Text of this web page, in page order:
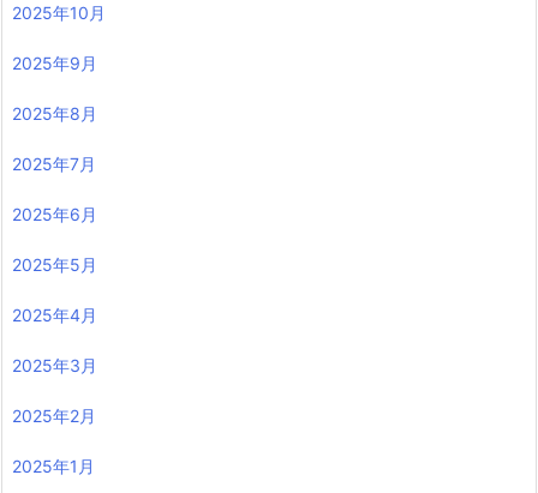
2025年10月
2025年9月
2025年8月
2025年7月
2025年6月
2025年5月
2025年4月
2025年3月
2025年2月
2025年1月